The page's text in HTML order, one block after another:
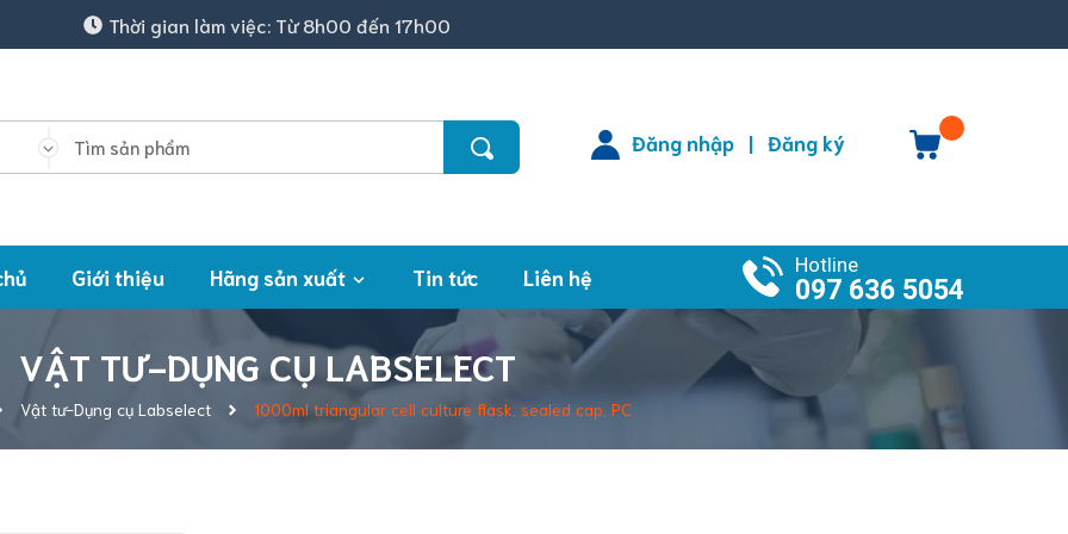
Thời gian làm việc: Từ 8h00 đến 17h00
Đăng nhập | Đăng ký
Giới thiệu Hãng sản xuất Tin tức Liên hệ Hotline
097 636 5054
VẬT TƯ-DỤNG CỤ LABSELECT
Vật tư-Dụng cụ Labselect 1000ml triangular cell culture flask, sealed cap, PC